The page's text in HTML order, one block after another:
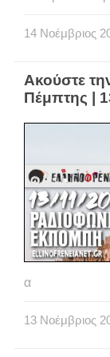
14 Νοέμβριος
Ακούστε
Πέμπτης |
α
13 Νοέμβριος